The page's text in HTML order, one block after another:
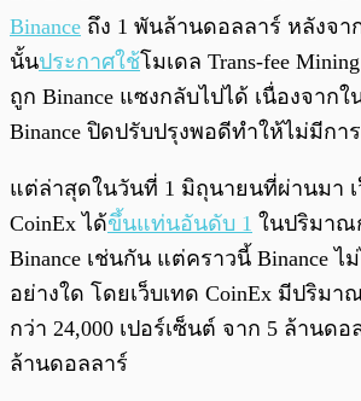
Binance ถึง 1 พันล้านดอลลาร์ หลังจา
นั้นประกาศใช้โมเดล Trans-fee
ถูก Binance แซงกลับไปได้ เนื่องจาก
Binance ปิดปรับปรุงพอดีทำให้ไม่มีกา
แต่ล่าสุดในวันที่ 1 มิถุนายนที่ผ่านมา เ
CoinEx ได้ขึ้นแท่นอันดับ 1 ในปริมาณ
Binance เช่นกัน แต่คราวนี้ Binance
อย่างใด โดยเว็บเทด CoinEx มีปริมา
กว่า 24,000 เปอร์เซ็นต์ จาก 5 ล้านดอ
ล้านดอลลาร์